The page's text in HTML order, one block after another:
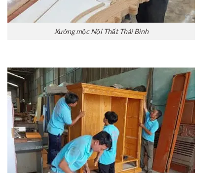
Xưởng mộc Nội Thất Thái Bình